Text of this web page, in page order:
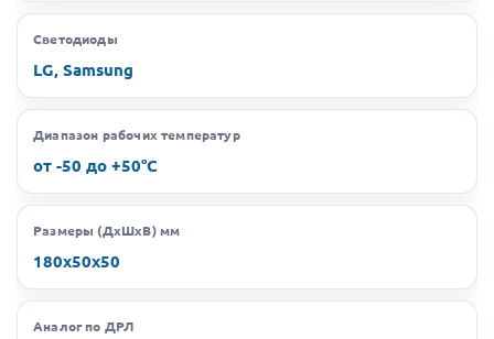
Светодиоды
LG, Samsung
Диапазон рабочих температур
от -50 до +50°C
Размеры (ДхШхВ) мм
180х50х50
Аналог по ДРЛ